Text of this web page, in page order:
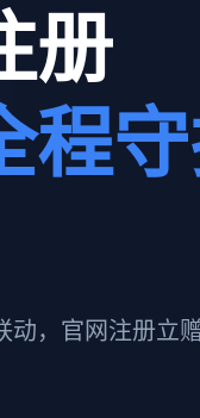
册
程
动，官网注册立